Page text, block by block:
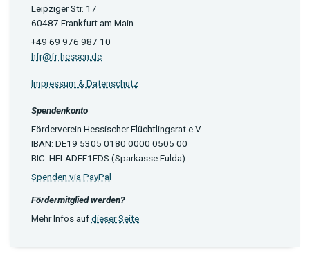
Leipziger Str. 17
60487 Frankfurt am Main
+49 69 976 987 10
hfr@fr-hessen.de
Impressum & Datenschutz
Spendenkonto
Förderverein Hessischer Flüchtlingsrat e.V.
IBAN: DE19 5305 0180 0000 0505 00
BIC: HELADEF1FDS (Sparkasse Fulda)
Spenden via PayPal
Fördermitglied werden?
Mehr Infos aufdieser Seite